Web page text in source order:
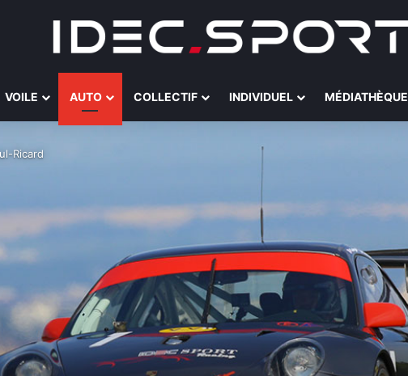
VOILE AUTO COLLECTIF INDIVIDUEL MÉDIATHÈQUE
Ricard